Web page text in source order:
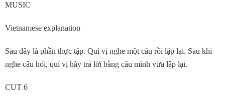
MUSIC
Vietnamese explanation
Sau đây là phần thực tập. Quí vị nghe một câu rồi lập lại. Sau khi
nghe câu hỏi, quí vị hãy trả lời bằng câu mình vừa lập lại.
CUT 6